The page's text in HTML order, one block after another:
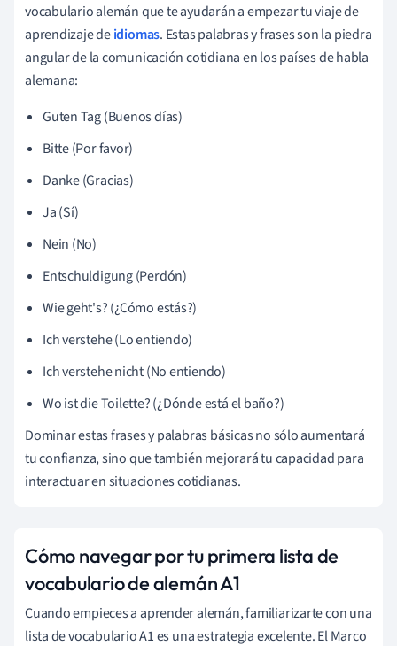
vocabulario alemán que te ayudarán a empezar tu viaje de
aprendizaje deidiomas. Estas palabras y frases son la piedra
angular de la comunicación cotidiana en los países de habla
alemana:
Guten Tag (Buenos días)
Bitte (Por favor)
Danke (Gracias)
Ja (Sí)
Nein (No)
Entschuldigung (Perdón)
Wie geht's? (¿Cómo estás?)
Ich verstehe (Lo entiendo)
Ich verstehe nicht (No entiendo)
Wo ist die Toilette? (¿Dónde está el baño?)
Dominar estas frases y palabras básicas no sólo aumentará
tu confianza, sino que también mejorará tu capacidad para
interactuar en situaciones cotidianas.
Cómo navegar por tu primera lista de
vocabulario de alemán A1
Cuando empieces a aprender alemán, familiarizarte con una
lista de vocabulario A1 es una estrategia excelente. El Marco